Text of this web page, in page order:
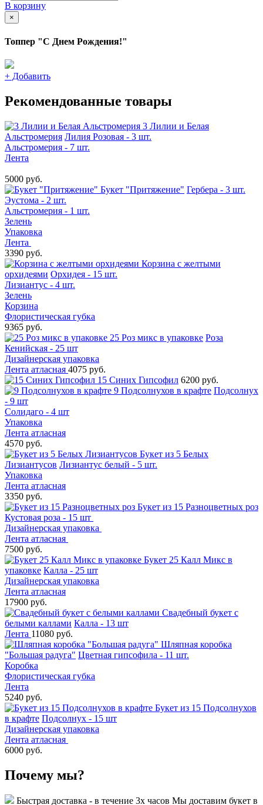
В корзину
×
Топпер "С Днем Рождения!"
+ Добавить
Рекомендованные товары
3 Лилии и Белая
Альстромерия Лилия Розовая - 3 шт.
Альстромерия - 7 шт.
Лента
5000 руб.
Букет "Притяжение" Гербера - 3 шт.
Эустома - 2 шт.
Альстромерия - 1 шт.
Зелень
Упаковка
Лента
3390 руб.
Корзина с желтыми
орхидеями Орхидея - 15 шт.
Лизиантус - 4 шт.
Зелень
Корзина
Флористическая губка
9365 руб.
25 Роз микс в упаковке Роза
Кенийская - 25 шт
Дизайнерская упаковка
Лента атласная 4075 руб.
15 Синих Гипсофил 6200 руб.
9 Подсолнухов в крафте Подсолнух
- 9 шт
Солидаго - 4 шт
Упаковка
Лента атласная
4570 руб.
Букет из 5 Белых
Лизиантусов Лизиантус белый - 5 шт.
Упаковка
Лента атласная
3350 руб.
Букет из 15 Разноцветных роз
Кустовая роза - 15 шт
Дизайнерская упаковка
Лента атласная
7500 руб.
Букет 25 Калл Микс в
упаковке Калла - 25 шт
Дизайнерская упаковка
Лента атласная
17900 руб.
Свадебный букет с
белыми каллами Калла - 13 шт
Лента 11080 руб.
Шляпная коробка
"Большая радуга" Цветная гипсофила - 11 шт.
Коробка
Флористическая губка
Лента
5240 руб.
Букет из 15 Подсолнухов
в крафте Подсолнух - 15 шт
Дизайнерская упаковка
Лента атласная
6000 руб.
Почему мы?
Быстрая доставка - в течение 3х часов Мы доставим букет в